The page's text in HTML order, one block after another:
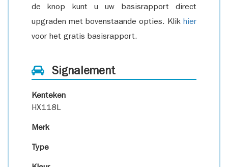
de knop kunt u uw basisrapport direct
upgraden met bovenstaande opties. Klik hier
voor het gratis basisrapport.
Signalement
Kenteken
HX118L
Merk
Type